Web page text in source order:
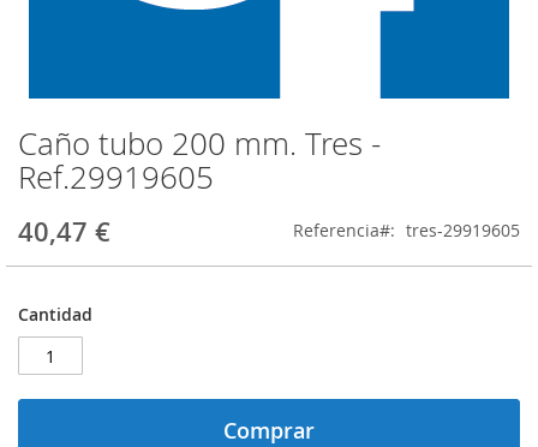
Caño tubo 200 mm. Tres -
Ref.29919605
40,47 € Referencia tres-29919605
Cantidad
Comprar
Saltar
al
comienzo
la
imágenes